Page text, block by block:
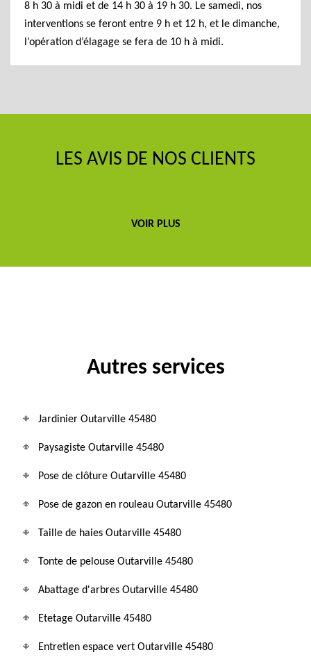
8 h 30 à midi et de 14 h 30 à 19 h 30. Le samedi, nos
interventions se feront entre 9 h et 12 h, et le dimanche,
l’opération d’élagage se fera de 10 h à midi.
LES AVIS DE NOS CLIENTS
VOIR PLUS
Autres services
Jardinier Outarville 45480
Paysagiste Outarville 45480
Pose de clôture Outarville 45480
Pose de gazon en rouleau Outarville 45480
Taille de haies Outarville 45480
Tonte de pelouse Outarville 45480
Abattage d'arbres Outarville 45480
Etetage Outarville 45480
Entretien espace vert Outarville 45480